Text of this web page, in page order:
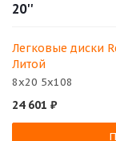
20''
Легковые диски
Литой
8x20 5x108
24 601 ₽